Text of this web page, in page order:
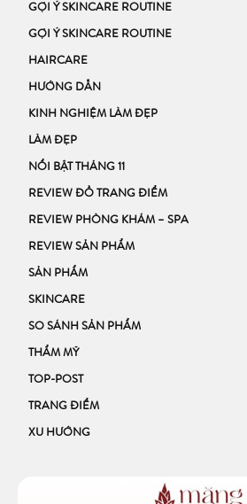
GỢI Ý SKINCARE ROUTINE
GỢI Ý SKINCARE ROUTINE
HAIRCARE
HƯỚNG DẪN
KINH NGHIỆM LÀM ĐẸP
LÀM ĐẸP
NỔI BẬT THÁNG 11
REVIEW ĐỒ TRANG ĐIỂM
REVIEW PHÒNG KHÁM – SPA
REVIEW SẢN PHẨM
SẢN PHẨM
SKINCARE
SO SÁNH SẢN PHẨM
THẨM MỸ
TOP-POST
TRANG ĐIỂM
XU HƯỚNG